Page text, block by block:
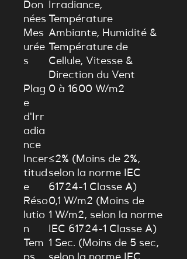
Don
nées
Mes
urée
s
Irradiance,
Température
Ambiante, Humidité &
Température de
Cellule, Vitesse &
Direction du Vent
Plag
e
d'Irr
adia
nce
0 à 1600 W/m2
Incer
titud
e
≤2% (Moins de 2%,
selon la norme IEC
61724-1 Classe A)
Réso
lutio
n
0,1 W/m2 (Moins de
1 W/m2, selon la norme
IEC 61724-1 Classe A)
Tem 1 Sec. (Moins de 5 sec,